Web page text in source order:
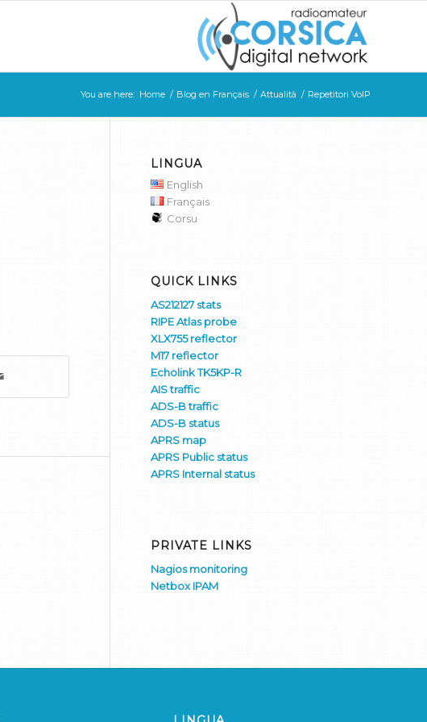
You are here: Home / Blog en Français / Attualità / Repetitori VoIP
LINGUA
English
Français
Corsu
QUICK LINKS
AS212127 stats
RIPE Atlas probe
XLX755 reflector
M17 reflector
Echolink TK5KP-R
AIS traffic
ADS-B traffic
ADS-B status
APRS map
APRS Public status
APRS Internal status
PRIVATE LINKS
Nagios monitoring
Netbox IPAM